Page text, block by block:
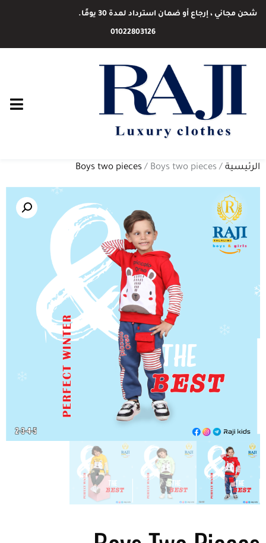
شحن مجاني ، إرجاع أو ضمان استرداد لمدة 30 يومًا.
01022803126
الرئيسية /
Boys two pieces / Boys two pieces